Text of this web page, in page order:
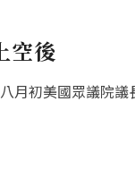
空後
月初美國眾議院